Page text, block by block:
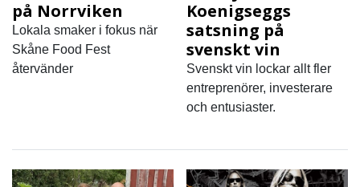
på Norrviken
Lokala smaker i fokus när
Skåne Food Fest
återvänder
Koenigseggs
satsning på
svenskt vin
Svenskt vin lockar allt fler
entreprenörer, investerare
och entusiaster.